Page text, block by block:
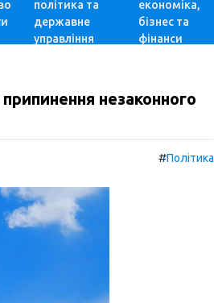
політика та
державне
управління
економіка,
бізнес та
фінанси
незаконного
#Політика